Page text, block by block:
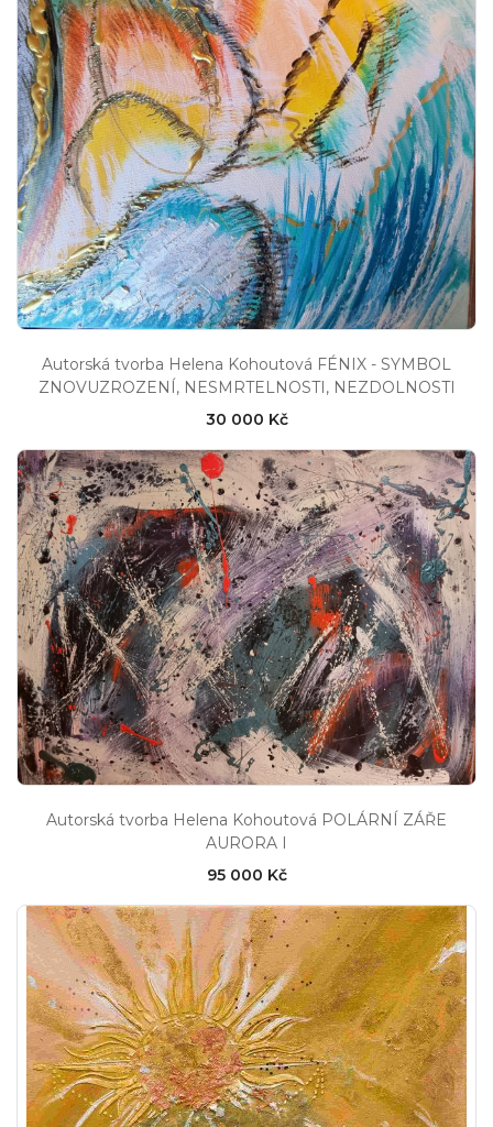
Autorská tvorba Helena Kohoutová FÉNIX - SYMBOL
ZNOVUZROZENÍ, NESMRTELNOSTI, NEZDOLNOSTI
30 000 Kč
Autorská tvorba Helena Kohoutová POLÁRNÍ ZÁŘE
AURORA I
95 000 Kč